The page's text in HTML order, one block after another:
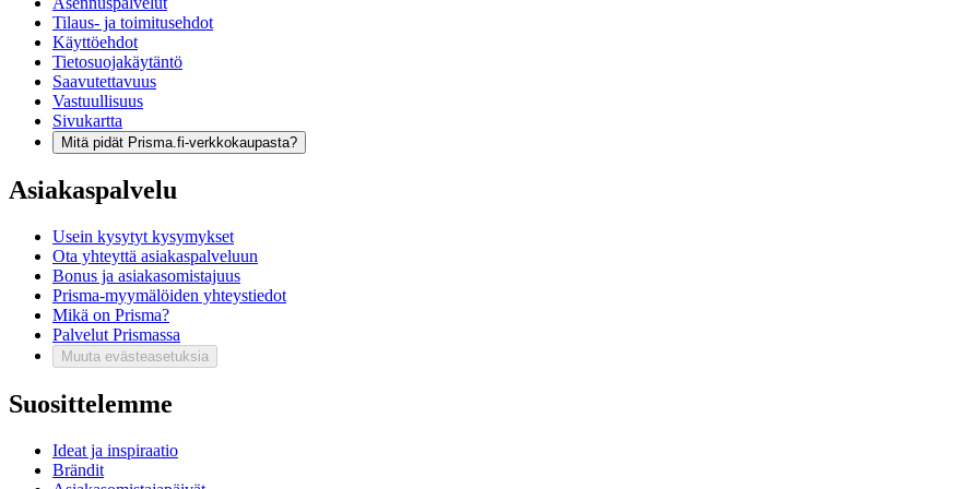
Tilaus- ja toimitusehdot
Käyttöehdot
Tietosuojakäytäntö
Saavutettavuus
Vastuullisuus
Sivukartta
Mitä pidät Prisma.fi-verkkokaupasta?
Asiakaspalvelu
Usein kysytyt kysymykset
Ota yhteyttä asiakaspalveluun
Bonus ja asiakasomistajuus
Prisma-myymälöiden yhteystiedot
Mikä on Prisma?
Palvelut Prismassa
Muuta evästeasetuksia
Suosittelemme
Ideat ja inspiraatio
Brändit